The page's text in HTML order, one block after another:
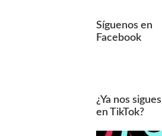
Síguenos en
Facebook
¿Ya nos sigues
en TikTok?